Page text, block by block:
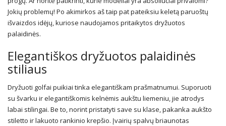
Jokių problemų! Po akimirkos aš taip pat pateiksiu keletą paruoštų
išvaizdos idėjų, kuriose naudojamos pritaikytos dryžuotos
palaidinės.
Elegantiškos dryžuotos palaidinės
stiliaus
Dryžuoti golfai puikiai tinka elegantiškam prašmatnumui. Suporuoti
su švarku ir elegantiškomis kelnėmis aukštu liemeniu, jie atrodys
labai stilingai. Be to, norint pristatyti save su klase, pakanka aukšto
stiletto ir lakuoto rankinio krepšio. Įvairių spalvų briaunotas